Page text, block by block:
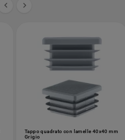
 
Tappo quadrato con lamelle 40x40 mm
Grigio